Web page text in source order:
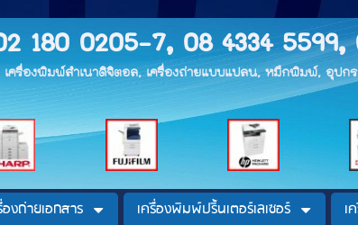
180 0205-7, 08 4334 5599,
เครื่องพิมพ์สำเนาดิจิตอล, เครื่องถ่ายแบบแปลน, หมึกพิมพ์, อุป
งถ่ายเอกสาร เครื่องพิมพ์ปริ้นเตอร์เลเซอร์
เ